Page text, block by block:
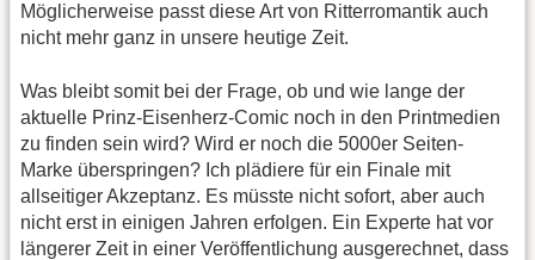
Möglicherweise passt diese Art von Ritterromantik auch
nicht mehr ganz in unsere heutige Zeit.
Was bleibt somit bei der Frage, ob und wie lange der
aktuelle Prinz-Eisenherz-Comic noch in den Printmedien
zu finden sein wird? Wird er noch die 5000er Seiten-
Marke überspringen? Ich plädiere für ein Finale mit
allseitiger Akzeptanz. Es müsste nicht sofort, aber auch
nicht erst in einigen Jahren erfolgen. Ein Experte hat vor
längerer Zeit in einer Veröffentlichung ausgerechnet, dass